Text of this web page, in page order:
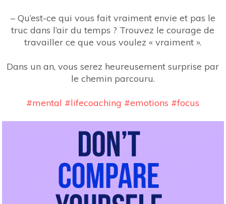
– Qu’est-ce qui vous fait vraiment envie et pas le
truc dans l’air du temps ? Trouvez le courage de
travailler ce que vous voulez « vraiment ».
Dans un an, vous serez heureusement surprise par
le chemin parcouru.
#mental #lifecoaching #emotions #focus